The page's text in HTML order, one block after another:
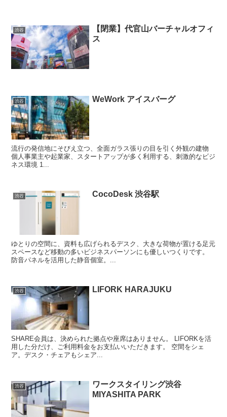
渋谷
【閉業】代官山バーチャルオフィ
ス
渋谷 WeWork アイスバーグ
流行の発信地にそびえ立つ、全面ガラス張りの目を引く外観の建物
個人事業主や起業家、スタートアップが多く利用する、刺激的なビジ
ネス環境 1...
渋谷 CocoDesk 渋谷駅
ゆとりの空間に、資料も広げられるデスク、大きな荷物が置ける足元
スペースなど移動の多いビジネスパーソンにも優しいつくりです。
防音パネルを活用した静音個室。...
渋谷 LIFORK HARAJUKU
SHARE会員は、決められた拠点や座席はありません。 LIFORKを活
用した分だけ、ご利用料金をお支払いいただきます。 空間をシェ
ア。デスク・チェアもシェア...
渋谷
ワークスタイリング渋谷
MIYASHITA PARK